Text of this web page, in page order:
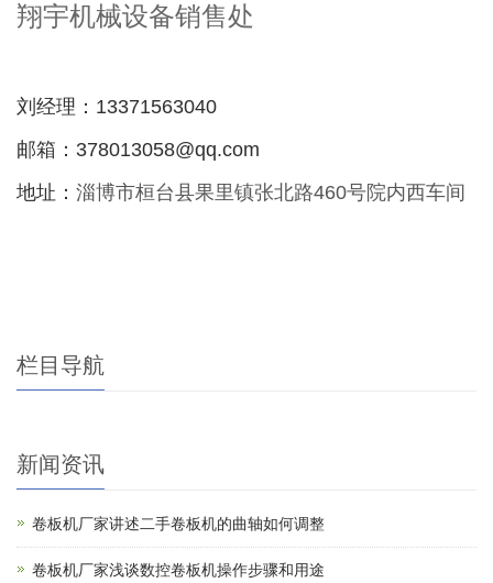
翔宇机械设备销售处
刘经理：13371563040
邮箱：378013058@qq.com
地址： 淄博市桓台县果里镇张北路460号院内西车间
栏目导航
新闻资讯
卷板机厂家讲述二手卷板机的曲轴如何调整
卷板机厂家浅谈数控卷板机操作步骤和用途